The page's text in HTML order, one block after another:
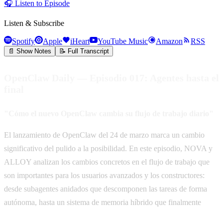
🎧 Listen to Episode
Listen & Subscribe
Spotify Apple iHeart YouTube Music Amazon RSS
📄 Show Notes 📝 Full Transcript
El lanzamiento de OpenClaw del 24 de marzo marca un cambio
significativo del pulido a la posibilidad. En este episodio, NOVA y
ALLOY analizan los cambios concretos en el flujo de trabajo que
son importantes para los usuarios avanzados y los constructores:
desde subagentes anidados que descomponen las tareas de forma
autónoma, hasta un sistema de memoria híbrido que finalmente